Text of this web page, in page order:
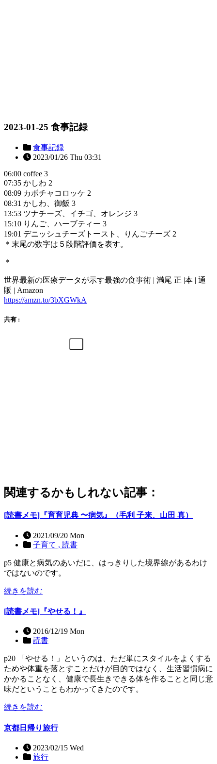
2023-01-25 食事記録
食事記録
2023/01/26 Thu 03:31
06:00 coffee 3
07:35 かしわ 2
08:09 カボチャコロッケ 2
08:31 かしわ、御飯 3
13:53 ツナチーズ、イチゴ、オレンジ 3
15:10 りんご、ハーブティー 3
19:01 デニッシュチーズトースト、りんごチーズ 2
＊末尾の数字は５段階評価を表す。
＊
世界最新の医療データが示す最強の食事術 | 満尾 正 |本 | 通
販 | Amazon
https://amzn.to/3bXGWkA
共有 :
関連するかもしれない記事：
[読書メモ]『育育児典 〜病気』（毛利 子来、山田 真）
2021/09/20 Mon
子育て , 読書
p5 健康と病気のあいだに、はっきりした境界線があるわけ
ではないのです。
続きを読む
[読書メモ]『やせる！』
2016/12/19 Mon
読書
p20 「やせる！」というのは、ただ単にスタイルをよくする
ためや体重を落とすことだけが目的ではなく、生活習慣病に
かかることなく、健康で長生きできる体を作ることと同じ意
味だということもわかってきたのです。
続きを読む
京都日帰り旅行
2023/02/15 Wed
旅行